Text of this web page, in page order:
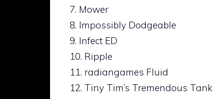
7. Mower
8. Impossibly Dodgeable
9. Infect ED
10. Ripple
11. radiangames Fluid
12. Tiny Tim’s Tremendous Tank